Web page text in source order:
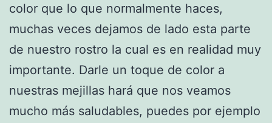
color que lo que normalmente haces,
muchas veces dejamos de lado esta parte
de nuestro rostro la cual es en realidad muy
importante. Darle un toque de color a
nuestras mejillas hará que nos veamos
mucho más saludables, puedes por ejemplo